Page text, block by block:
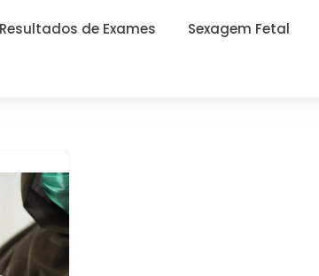
Resultados de Exames Sexagem Fetal